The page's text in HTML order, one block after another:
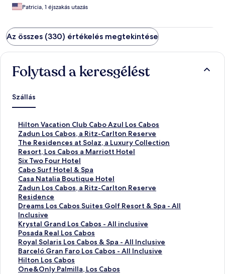
Patricia, 1 éjszakás utazás
Az összes (330) értékelés megtekintése
Folytasd a keresgélést
Szállás
Hilton Vacation Club Cabo Azul Los Cabos
S
z
a
b
v
á
n
y
o
s
l
i
n
k
e
h
h
Zadun Los Cabos, a Ritz-Carlton Reserve
S
z
a
b
v
á
n
y
o
s
l
i
n
k
e
h
The Residences at Solaz, a Luxury Collection
Resort, Los Cabos a Marriott Hotel
S
z
a
b
v
á
n
y
o
s
l
i
n
k
e
Six Two Four Hotel
S
z
a
b
v
á
n
y
o
s
l
i
n
Cabo Surf Hotel & Spa
S
z
a
b
v
á
n
y
o
s
l
i
Casa Natalia Boutique Hotel
S
z
a
b
v
á
n
y
o
s
l
Zadun Los Cabos, a Ritz-Carlton Reserve
Residence
S
z
a
b
v
á
n
y
o
s
Dreams Los Cabos Suites Golf Resort & Spa - All
Inclusive
S
z
a
b
v
á
n
y
Krystal Grand Los Cabos - All inclusive
S
z
a
b
v
á
Posada Real Los Cabos
S
z
a
b
v
Royal Solaris Los Cabos & Spa - All Inclusive
S
z
a
b
Barceló Gran Faro Los Cabos - All Inclusive
S
z
a
Hilton Los Cabos
S
z
One&Only Palmilla, Los Cabos
S